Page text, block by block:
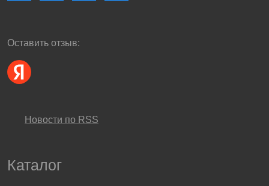
Оставить отзыв:
Новости по RSS
Каталог